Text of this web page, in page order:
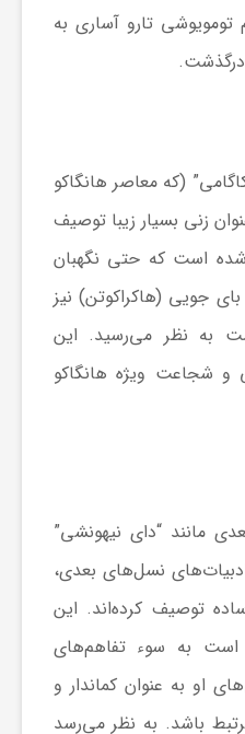
تومویوشی تارو آساری به
درگذشت.
(که معاصر هانگاکو
زنی بسیار زیبا توصیف
شده است که حتی نگهبان
جویی (هاکراکوتن) نیز
به نظر می‌رسید. این
و شجاعت ویژه هانگاکو
مانند “دای نیهونشی”
نسل‌های بعدی،
توصیف کرده‌اند. این
به سوء تفاهم‌های
او به عنوان کماندار و
باشد. به نظر می‌رسد